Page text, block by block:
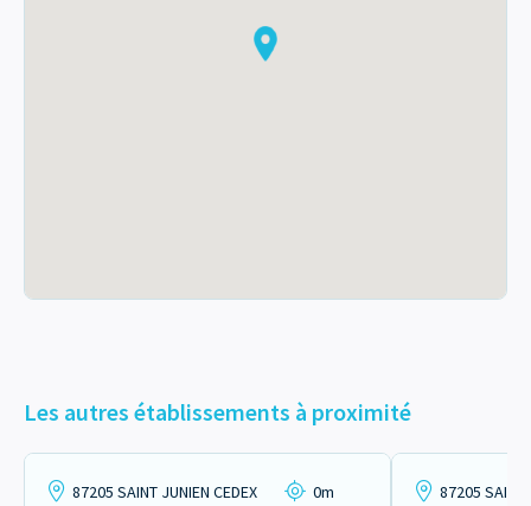
Les autres établissements à proximité
87205 SAINT JUNIEN CEDEX 0m
87205 SAINT